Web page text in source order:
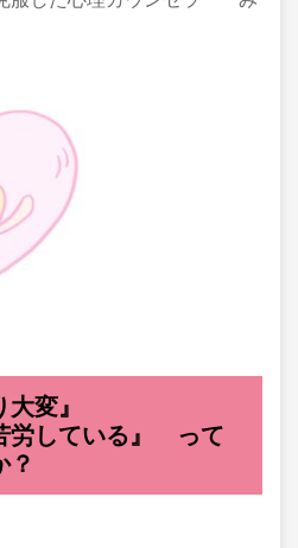
変』
労している』 って
？